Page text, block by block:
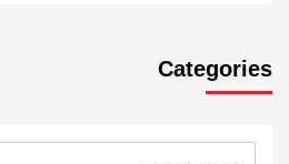
Categories